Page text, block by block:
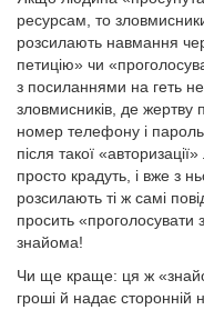
ресурсам, то
розсилають навмання
петицію» чи
з посиланнями на геть
зловмисників, де жертву
номер телефону і
після такої
просто крадуть, і вже з
розсилають ті ж самі
просить
знайома!
Чи ще краще: ця ж
гроші й надає сторонній